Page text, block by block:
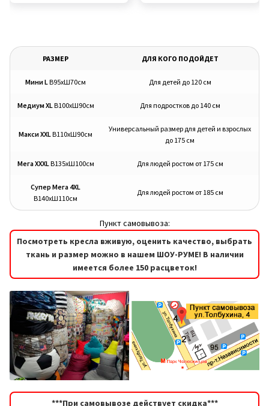
несколько
можно
выбрать
странице
несколько
Опции
на
товара.
РАЗМЕР ДЛЯ КОГО ПОДОЙДЕТ
Мини L В95хШ70см Для детей до 120 см
Медиум XL В100хШ90см Для подростков до 140 см
Макси XXL В110хШ90см
Универсальный размер для детей и взрослых
до 175 см
Мега XXXL В135хШ100см Для людей ростом от 175 см
Супер Мега 4XL
В140хШ110см
Для людей ростом от 185 см
Пункт самовывоза:
Посмотреть кресла вживую, оценить качество, выбрать
ткань и размер можно в нашем ШОУ-РУМЕ! В наличии
имеется более 150 расцветок!
***При самовывозе действует скидка***